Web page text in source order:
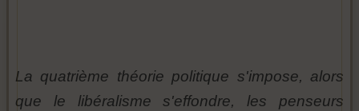
La quatrième théorie politique s'impose, alors
que le libéralisme s'effondre, les penseurs